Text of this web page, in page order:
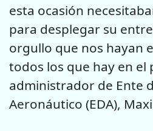
esta ocasión
para desplegar su
orgullo que nos hayan
todos los que hay en el
administrador de Ente
Aeronáutico (EDA),